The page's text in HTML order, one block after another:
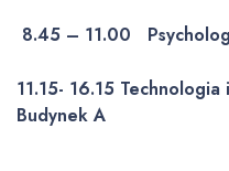
8.45 – 11.00
11.15- 16.15
Budynek A